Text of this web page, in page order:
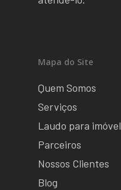
Mapa do Site
Quem Somos
Serviços
Laudo para imóvel
Parceiros
Nossos Clientes
Blog